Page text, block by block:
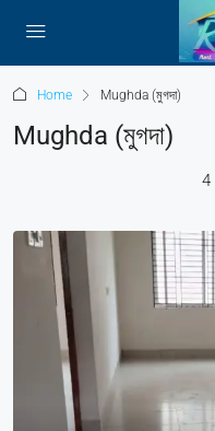
Home Mughda (মুগদা)
Mughda (মুগদা)
4